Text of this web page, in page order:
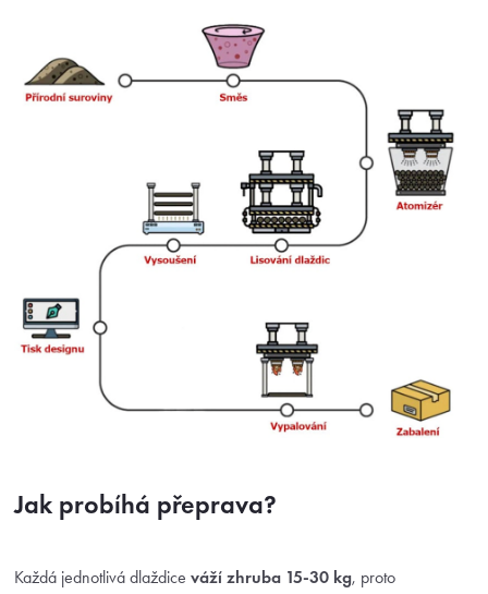
Jak probíhá přeprava?
Každá jednotlivá dlaždice váží zhruba 15-30 kg, proto